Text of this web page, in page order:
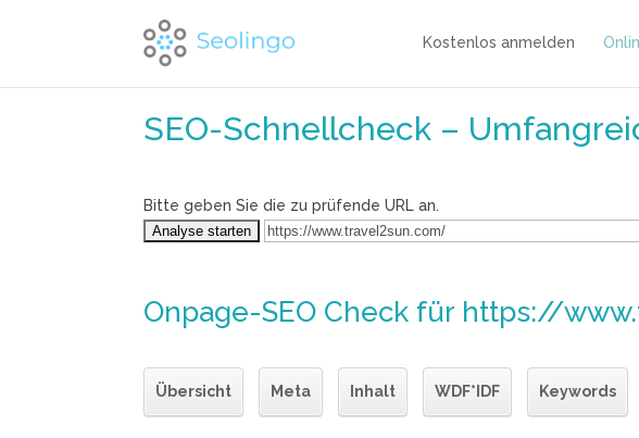
Kostenlos anmelden
SEO-Schnellcheck –
Bitte geben Sie die zu prüfende URL an.
Onpage-SEO Check für https://
Übersicht Meta Inhalt WDF*IDF Keywords